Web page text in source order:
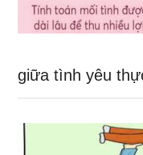
giữa tình yêu